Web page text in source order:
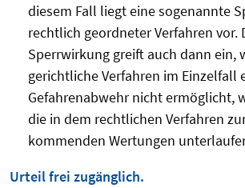
diesem Fall liegt eine sogenannte
rechtlich geordneter Verfahren vor.
Sperrwirkung greift auch dann ein,
gerichtliche Verfahren im Einzelfall
Gefahrenabwehr nicht ermöglicht,
die in dem rechtlichen Verfahren
kommenden Wertungen
Urteil frei zugänglich.